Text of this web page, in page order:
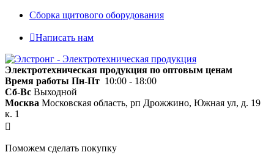
Сборка щитового оборудования
Написать нам
Электротехническая продукция по оптовым ценам
Время работы Пн-Пт 10:00 - 18:00
Сб-Вс Выходной
Москва Московская область, рп Дрожжино, Южная ул, д. 19
к. 1
Поможем сделать покупку